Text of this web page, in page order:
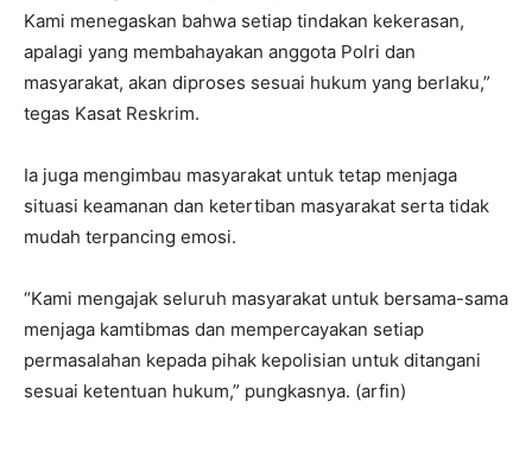
Kami menegaskan bahwa setiap tindakan kekerasan,
apalagi yang membahayakan anggota Polri dan
masyarakat, akan diproses sesuai hukum yang berlaku,”
tegas Kasat Reskrim.
Ia juga mengimbau masyarakat untuk tetap menjaga
situasi keamanan dan ketertiban masyarakat serta tidak
mudah terpancing emosi.
“Kami mengajak seluruh masyarakat untuk bersama-sama
menjaga kamtibmas dan mempercayakan setiap
permasalahan kepada pihak kepolisian untuk ditangani
sesuai ketentuan hukum,” pungkasnya. (arfin)